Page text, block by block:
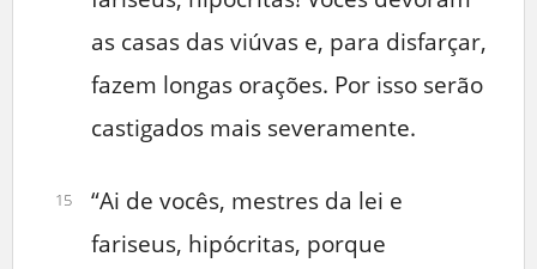
as casas das viúvas e, para disfarçar,
fazem longas orações. Por isso serão
castigados mais severamente.
15
“Ai de vocês, mestres da lei e
fariseus, hipócritas, porque